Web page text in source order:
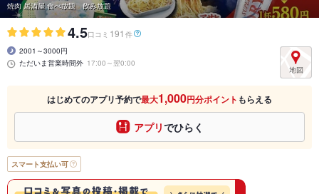
焼肉 居酒屋 食べ放題 飲み放題
4.5口コミ 191 件
2001～3000円
ただいま営業時間外 17:00～翌0:00
はじめてのアプリ予約で最大1,000円分ポイント もらえる
アプリでひらく
スマート支払い可